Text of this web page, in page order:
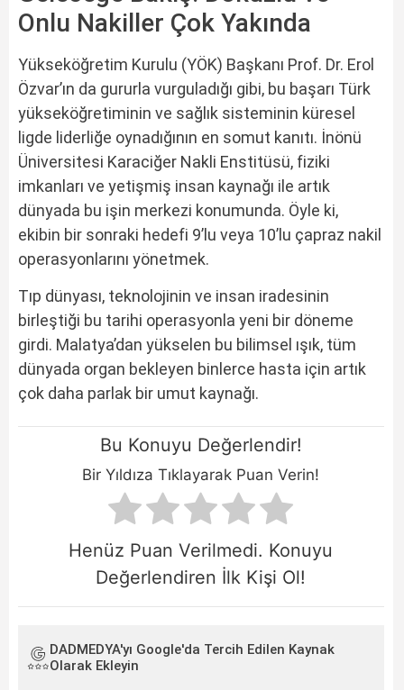
Onlu Nakiller Çok Yakında
Yükseköğretim Kurulu (YÖK) Başkanı Prof. Dr. Erol
Özvar’ın da gururla vurguladığı gibi, bu başarı Türk
yükseköğretiminin ve sağlık sisteminin küresel
ligde liderliğe oynadığının en somut kanıtı. İnönü
Üniversitesi Karaciğer Nakli Enstitüsü, fiziki
imkanları ve yetişmiş insan kaynağı ile artık
dünyada bu işin merkezi konumunda. Öyle ki,
ekibin bir sonraki hedefi 9’lu veya 10’lu çapraz nakil
operasyonlarını yönetmek.
Tıp dünyası, teknolojinin ve insan iradesinin
birleştiği bu tarihi operasyonla yeni bir döneme
girdi. Malatya’dan yükselen bu bilimsel ışık, tüm
dünyada organ bekleyen binlerce hasta için artık
çok daha parlak bir umut kaynağı.
Bu Konuyu Değerlendir!
Bir Yıldıza Tıklayarak Puan Verin!
Henüz Puan Verilmedi. Konuyu
Değerlendiren İlk Kişi Ol!
DADMEDYA'yı Google'da Tercih Edilen Kaynak
Olarak Ekleyin